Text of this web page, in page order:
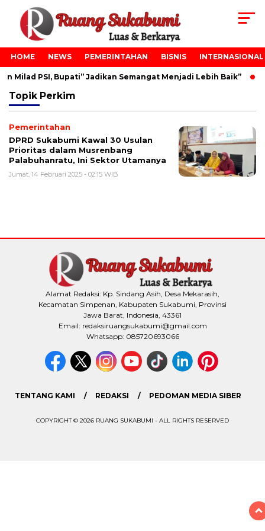
HOME NEWS PEMERINTAHAN BISNIS INTERNASIONAL
Milad PSI, Bupati” Jadikan Semangat Menjadi Lebih Baik”
Topik Perkim
Pemerintahan
DPRD Sukabumi Kawal 30 Usulan
Prioritas dalam Musrenbang
Palabuhanratu, Ini Sektor Utamanya
Jumat, 14 Februari 2025 - 02:15 WIB
Alamat Redaksi: Kp. Sindang Asih, Desa Mekarasih,
Kecamatan Simpenan, Kabupaten Sukabumi, Provinsi
Jawa Barat, Indonesia, 43361
Email: redaksiruangsukabumi@gmail.com
Whatsapp: 085720693066
TENTANG KAMI REDAKSI PEDOMAN MEDIA SIBER
COPYRIGHT © 2026 RUANG SUKABUMI - ALL RIGHTS RESERVED